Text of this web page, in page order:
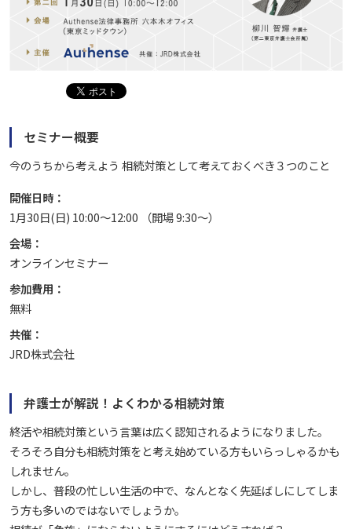
セミナー概要
今のうちから考えよう 相続対策として考えておくべき３つのこと
開催日時：
1月30日(日) 10:00～12:00 （開場 9:30～）
会場：
オンラインセミナー
参加費用：
無料
共催：
JRD株式会社
弁護士が解説！よくわかる相続対策
終活や相続対策という言葉は広く認知されるようになりました。
そろそろ自分も相続対策をと考え始めている方もいらっしゃるかも
しれません。
しかし、普段の忙しい生活の中で、なんとなく先延ばしにしてしま
う方も多いのではないでしょうか。